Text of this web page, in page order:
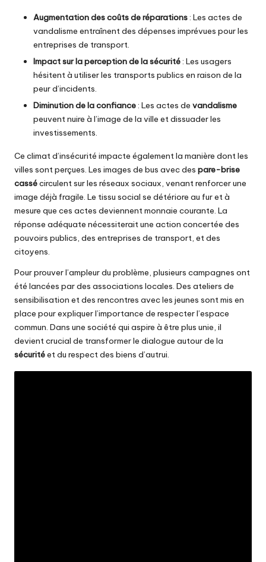
Augmentation des coûts de réparations: Les actes de
vandalisme entraînent des dépenses imprévues pour les
entreprises de transport.
Impact sur la perception de la sécurité: Les usagers
hésitent à utiliser les transports publics en raison de la
peur d’incidents.
Diminution de la confiance: Les actes de vandalisme
peuvent nuire à l’image de la ville et dissuader les
investissements.
Ce climat d’insécurité impacte également la manière dont les
villes sont perçues. Les images de bus avec des pare-brise
cassécirculent sur les réseaux sociaux, venant renforcer une
image déjà fragile. Le tissu social se détériore au fur et à
mesure que ces actes deviennent monnaie courante. La
réponse adéquate nécessiterait une action concertée des
pouvoirs publics, des entreprises de transport, et des
citoyens.
Pour prouver l’ampleur du problème, plusieurs campagnes ont
été lancées par des associations locales. Des ateliers de
sensibilisation et des rencontres avec les jeunes sont mis en
place pour expliquer l’importance de respecter l’espace
commun. Dans une société qui aspire à être plus unie, il
devient crucial de transformer le dialogue autour de la
sécuritéet du respect des biens d’autrui.